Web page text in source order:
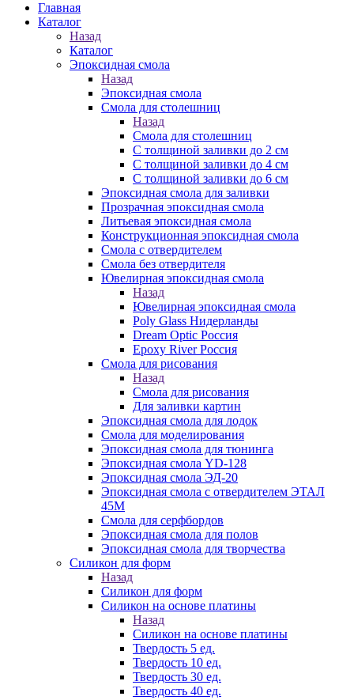
Главная
Каталог
Назад
Каталог
Эпоксидная смола
Назад
Эпоксидная смола
Смола для столешниц
Назад
Смола для столешниц
С толщиной заливки до 2 см
С толщиной заливки до 4 см
С толщиной заливки до 6 см
Эпоксидная смола для заливки
Прозрачная эпоксидная смола
Литьевая эпоксидная смола
Конструкционная эпоксидная смола
Смола с отвердителем
Смола без отвердителя
Ювелирная эпоксидная смола
Назад
Ювелирная эпоксидная смола
Poly Glass Нидерланды
Dream Optic Россия
Epoxy River Россия
Смола для рисования
Назад
Смола для рисования
Для заливки картин
Эпоксидная смола для лодок
Смола для моделирования
Эпоксидная смола для тюнинга
Эпоксидная смола YD-128
Эпоксидная смола ЭД-20
Эпоксидная смола с отвердителем ЭТАЛ
45М
Смола для серфбордов
Эпоксидная смола для полов
Эпоксидная смола для творчества
Силикон для форм
Назад
Силикон для форм
Силикон на основе платины
Назад
Силикон на основе платины
Твердость 5 ед.
Твердость 10 ед.
Твердость 30 ед.
Твердость 40 ед.